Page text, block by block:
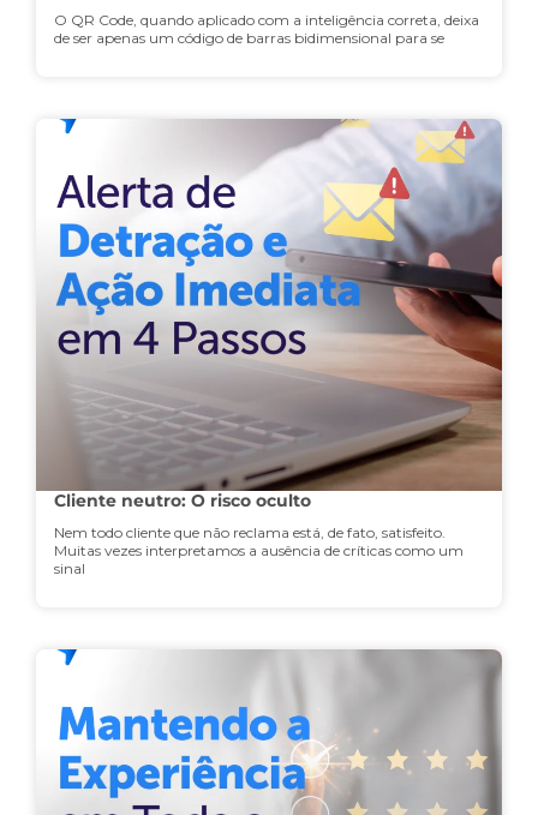
O QR Code, quando aplicado com a inteligência correta, deixa
de ser apenas um código de barras bidimensional para se
Cliente neutro: O risco oculto
Nem todo cliente que não reclama está, de fato, satisfeito.
Muitas vezes interpretamos a ausência de críticas como um
sinal